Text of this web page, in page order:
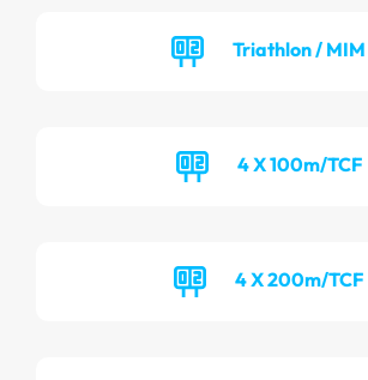
Triathlon / MIM
4 X 100m/TCF
4 X 200m/TCF